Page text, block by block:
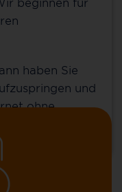
haben Sie
und
ohne
Glasfaser bis ins
MyNet-
abschließen?